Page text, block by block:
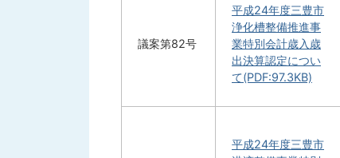
議案第82号
平成24年度三豊市
浄化槽整備推進事
業特別会計歳入歳
出決算認定につい
て(PDF:97.3KB)
平成24年度三豊市